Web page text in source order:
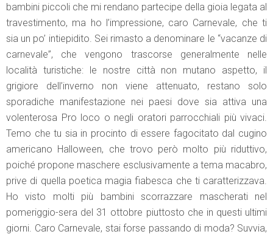
bambini piccoli che mi rendano partecipe della gioia legata al
travestimento, ma ho l’impressione, caro Carnevale, che ti
sia un po’ intiepidito. Sei rimasto a denominare le “vacanze di
carnevale”, che vengono trascorse generalmente nelle
località turistiche: le nostre città non mutano aspetto, il
grigiore dell’inverno non viene attenuato, restano solo
sporadiche manifestazione nei paesi dove sia attiva una
volenterosa Pro loco o negli oratori parrocchiali più vivaci.
Temo che tu sia in procinto di essere fagocitato dal cugino
americano Halloween, che trovo però molto più riduttivo,
poiché propone maschere esclusivamente a tema macabro,
prive di quella poetica magia fiabesca che ti caratterizzava.
Ho visto molti più bambini scorrazzare mascherati nel
pomeriggio-sera del 31 ottobre piuttosto che in questi ultimi
giorni. Caro Carnevale, stai forse passando di moda? Suvvia,